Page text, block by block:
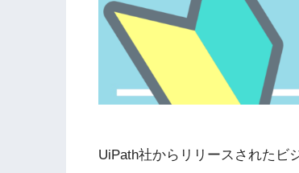
UiPath社からリリースされたビ